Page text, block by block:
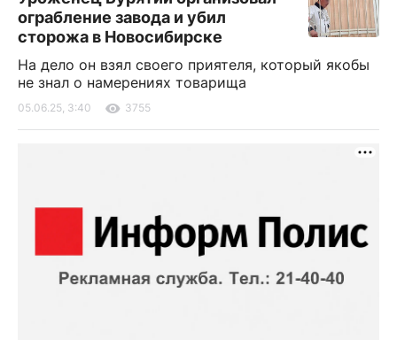
ограбление завода и убил
сторожа в Новосибирске
На дело он взял своего приятеля, который якобы
не знал о намерениях товарища
05.06.25, 3:40 3755